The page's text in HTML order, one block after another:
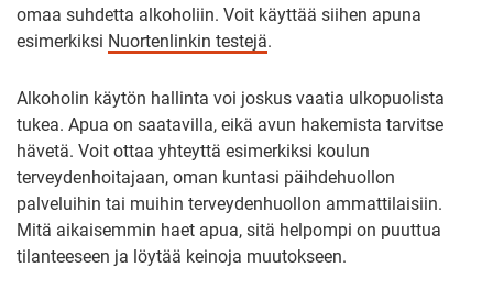
omaa suhdetta alkoholiin. Voit käyttää siihen apuna
esimerkiksi Nuortenlinkin testejä.
Alkoholin käytön hallinta voi joskus vaatia ulkopuolista
tukea. Apua on saatavilla, eikä avun hakemista tarvitse
hävetä. Voit ottaa yhteyttä esimerkiksi koulun
terveydenhoitajaan, oman kuntasi päihdehuollon
palveluihin tai muihin terveydenhuollon ammattilaisiin.
Mitä aikaisemmin haet apua, sitä helpompi on puuttua
tilanteeseen ja löytää keinoja muutokseen.